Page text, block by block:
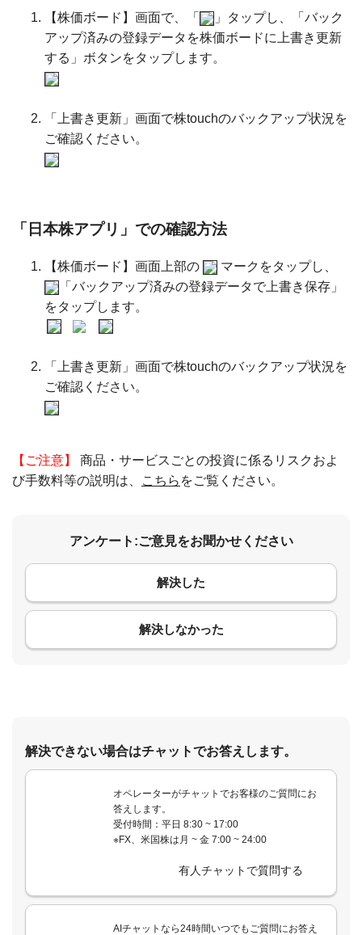
【株価ボード】画面で、「
」タップし、「バック
アップ済みの登録データを株価ボードに上書き更新
する」ボタンをタップします。
「上書き更新」画面で株touchのバックアップ状況を
ご確認ください。
「日本株アプリ」での確認方法
【株価ボード】画面上部の
マークをタップし、
「バックアップ済みの登録データで上書き保存」
をタップします。
「上書き更新」画面で株touchのバックアップ状況を
ご確認ください。
【ご注意】
商品・サービスごとの投資に係るリスクおよ
び手数料等の説明は、
こちら をご覧ください。
アンケート:ご意見をお聞かせください
解決した
解決しなかった
コメント
解決できない場合はチャットでお答えします。
オペレーターがチャットでお客様のご質問にお
答えします。
受付時間：平日 8:30 ~ 17:00
※FX、米国株は月 ~ 金 7:00 ~ 24:00
有人チャットで質問する
AIチャットなら24時間いつでもご質問にお答え